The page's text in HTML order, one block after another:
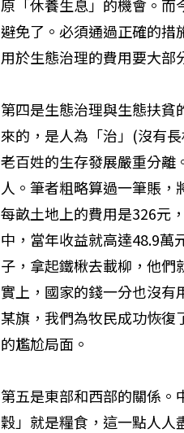
原「休養生息」的機會。而
避免了。必須通過正確的措
用於生態治理的費用要大部
第四是生態治理與生態扶
來的，是人為「治」(沒有
老百姓的生存發展嚴重分離
人。筆者粗略算過一筆賬
每畝土地上的費用是326元
中，當年收益就高達48.9萬
子，拿起鐵楸去載柳，他們
實上，國家的錢一分也沒有
某旗，我們為牧民成功恢復
的尷尬局面。
第五是東部和西部的關係。
穀」就是糧食，這一點人人